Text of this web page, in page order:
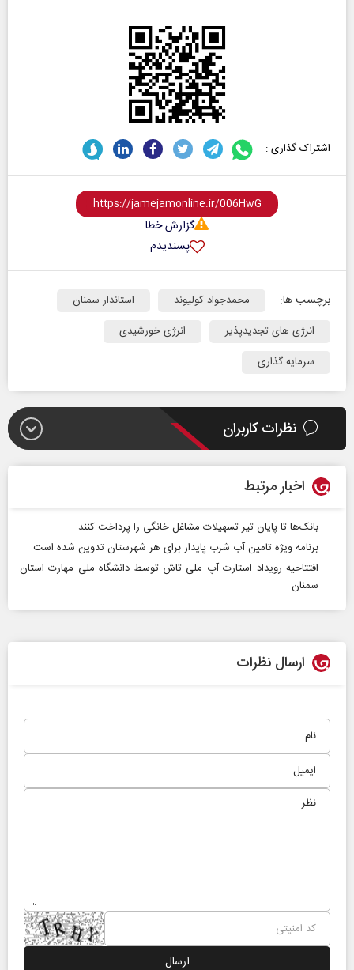
اشتراک گذاری :
گزارش خطا
پسندیدم
برچسب ها: محمدجواد کولیوند
استاندار سمنان
انرژی های تجدیدپذیر
انرژی خورشیدی
سرمایه گذاری
نظرات کاربران
اخبار مرتبط
بانک‌ها تا پایان تیر تسهیلات مشاغل خانگی را پرداخت کنند
برنامه ویژه تامین آب شرب پایدار برای هر شهرستان تدوین شده است
افتتاحیه رویداد استارت آپ ملی تاش توسط دانشگاه ملی مهارت استان
سمنان
ارسال نظرات